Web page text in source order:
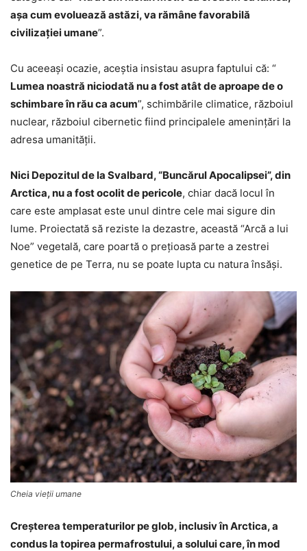
aşa cum evoluează astăzi, va rămâne favorabilă
civilizaţiei umane”.
Cu aceeaşi ocazie, aceştia insistau asupra faptului că: “
Lumea noastră niciodată nu a fost atât de aproape de o
schimbare în rău ca acum”, schimbările climatice, războiul
nuclear, războiul cibernetic fiind principalele ameninţări la
adresa umanităţii.
Nici Depozitul de la Svalbard, “Buncărul Apocalipsei”, din
Arctica, nu a fost ocolit de pericole, chiar dacă locul în
care este amplasat este unul dintre cele mai sigure din
lume. Proiectată să reziste la dezastre, această “Arcă a lui
Noe” vegetală, care poartă o preţioasă parte a zestrei
genetice de pe Terra, nu se poate lupta cu natura însăşi.
Cheia vieţii umane
Creşterea temperaturilor pe glob, inclusiv în Arctica, a
condus la topirea permafrostului, a solului care, în mod